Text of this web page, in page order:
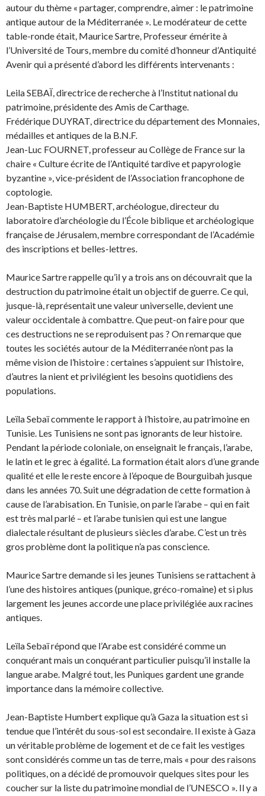
autour du thème « partager, comprendre, aimer : le patrimoine
antique autour de la Méditerranée ». Le modérateur de cette
table-ronde était, Maurice Sartre, Professeur émérite à
l’Université de Tours, membre du comité d’honneur d’Antiquité
Avenir qui a présenté d’abord les différents intervenants :
Leila SEBAÏ, directrice de recherche à l’Institut national du
patrimoine, présidente des Amis de Carthage.
Frédérique DUYRAT, directrice du département des Monnaies,
médailles et antiques de la B.N.F.
Jean-Luc FOURNET, professeur au Collège de France sur la
chaire « Culture écrite de l’Antiquité tardive et papyrologie
byzantine », vice-président de l’Association francophone de
coptologie.
Jean-Baptiste HUMBERT, archéologue, directeur du
laboratoire d’archéologie du l’École biblique et archéologique
française de Jérusalem, membre correspondant de l’Académie
des inscriptions et belles-lettres.
Maurice Sartre rappelle qu’il y a trois ans on découvrait que la
destruction du patrimoine était un objectif de guerre. Ce qui,
jusque-là, représentait une valeur universelle, devient une
valeur occidentale à combattre. Que peut-on faire pour que
ces destructions ne se reproduisent pas ? On remarque que
toutes les sociétés autour de la Méditerranée n’ont pas la
même vision de l’histoire : certaines s’appuient sur l’histoire,
d’autres la nient et privilégient les besoins quotidiens des
populations.
Leïla Sebaï commente le rapport à l’histoire, au patrimoine en
Tunisie. Les Tunisiens ne sont pas ignorants de leur histoire.
Pendant la période coloniale, on enseignait le français, l’arabe,
le latin et le grec à égalité. La formation était alors d’une grande
qualité et elle le reste encore à l’époque de Bourguibah jusque
dans les années 70. Suit une dégradation de cette formation à
cause de l’arabisation. En Tunisie, on parle l’arabe – qui en fait
est très mal parlé – et l’arabe tunisien qui est une langue
dialectale résultant de plusieurs siècles d’arabe. C’est un très
gros problème dont la politique n’a pas conscience.
Maurice Sartre demande si les jeunes Tunisiens se rattachent à
l’une des histoires antiques (punique, gréco-romaine) et si plus
largement les jeunes accorde une place privilégiée aux racines
antiques.
Leïla Sebaï répond que l’Arabe est considéré comme un
conquérant mais un conquérant particulier puisqu’il installe la
langue arabe. Malgré tout, les Puniques gardent une grande
importance dans la mémoire collective.
Jean-Baptiste Humbert explique qu’à Gaza la situation est si
tendue que l’intérêt du sous-sol est secondaire. Il existe à Gaza
un véritable problème de logement et de ce fait les vestiges
sont considérés comme un tas de terre, mais « pour des raisons
politiques, on a décidé de promouvoir quelques sites pour les
coucher sur la liste du patrimoine mondial de l’UNESCO ». Il y a